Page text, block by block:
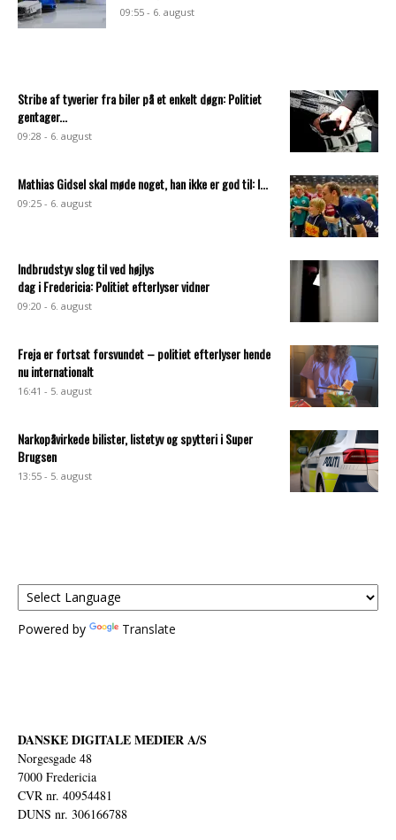
09:55 - 6. august
Stribe af tyverier fra biler på et enkelt døgn: Politiet
gentager...
09:28 - 6. august
Mathias Gidsel skal møde noget, han ikke er god til: I...
09:25 - 6. august
Indbrudstyv slog til ved højlys
dag i Fredericia: Politiet efterlyser vidner
09:20 - 6. august
Freja er fortsat forsvundet – politiet efterlyser hende
nu internationalt
16:41 - 5. august
Narkopåvirkede bilister, listetyv og spytteri i Super
Brugsen
13:55 - 5. august
Powered by Translate
DANSKE DIGITALE MEDIER A/S
Norgesgade 48
7000 Fredericia
CVR nr. 40954481
DUNS nr. 306166788